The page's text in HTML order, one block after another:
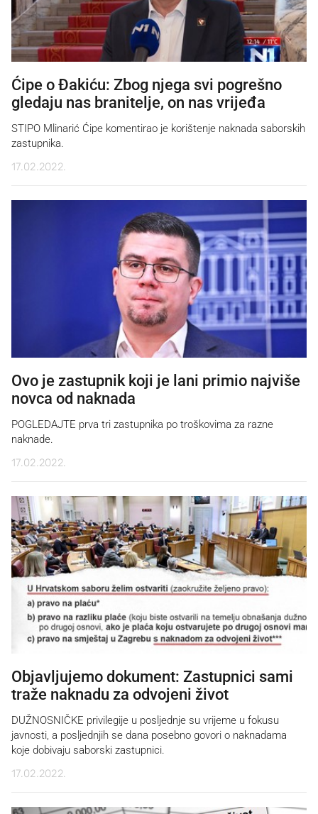
Ćipe o Đakiću: Zbog njega svi pogrešno
gledaju nas branitelje, on nas vrijeđa
STIPO Mlinarić Ćipe komentirao je korištenje naknada saborskih
zastupnika.
17.02.2022.
Ovo je zastupnik koji je lani primio najviše
novca od naknada
POGLEDAJTE prva tri zastupnika po troškovima za razne
naknade.
17.02.2022.
Objavljujemo dokument: Zastupnici sami
traže naknadu za odvojeni život
DUŽNOSNIČKE privilegije u posljednje su vrijeme u fokusu
javnosti, a posljednjih se dana posebno govori o naknadama
koje dobivaju saborski zastupnici.
17.02.2022.